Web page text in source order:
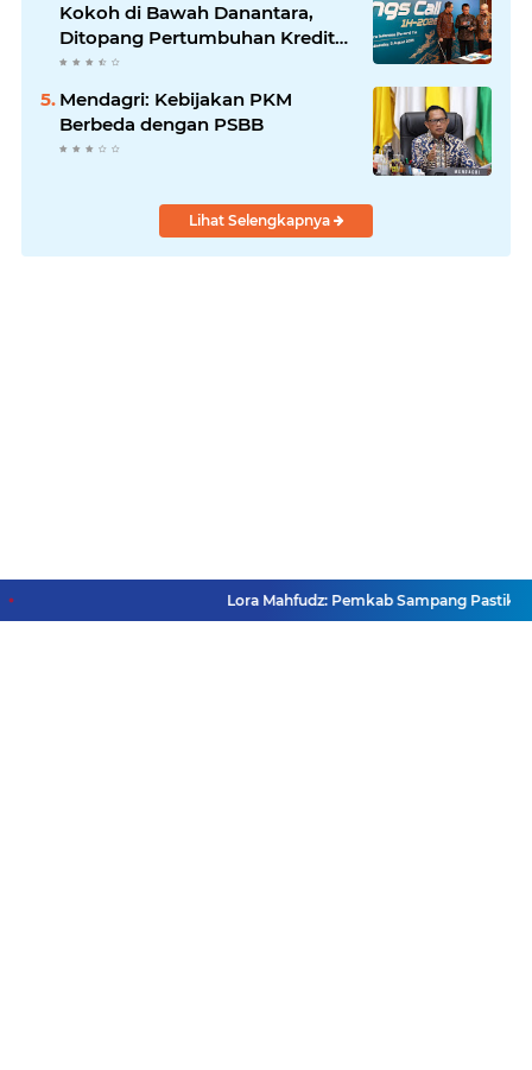
Kokoh di Bawah Danantara,
Ditopang Pertumbuhan Kredit
dan Kualitas Aset
Mendagri: Kebijakan PKM
Berbeda dengan PSBB
Lihat Selengkapnya
Lora Mahfudz: Pemkab Sampang Pastikan